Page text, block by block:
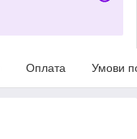
Оплата Умови